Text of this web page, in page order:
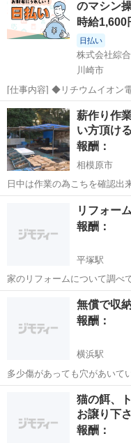
がいました。 刈った草と
のマシン
時給1,600
日払い
株式会社綜
川崎市
[仕事内容] ◆リチウムイオン
働処理 ・製品のチェック ・工場清掃業務 。＋お
ルスタッフにおまかせ＋。 あなたのお仕事探しをしっかりサポート！
たとえば… 「もう...
神奈川 川崎市 工場
薪作り作
い方頂
報酬：
相模原市
日中は作業の為こちを確認出
下さい。 作業時間は10時～15時半間で除く1時間です。 (作業が可能
な日を三日程教えて下さい)
相模原市 手伝
リフォー
報酬：
平塚駅
家のリフォームについて調べ
い。 どこをリフォームする
平塚市 平塚駅
無償で収
報酬：
横浜駅
多少傷があっても穴があいて
近で待ち合わせできる方で、
横浜市 横浜駅
猫の餌、
お譲り下さ
報酬：